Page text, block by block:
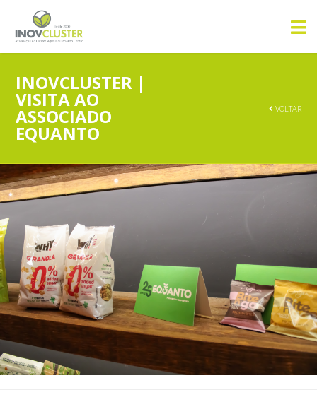
INOVCLUSTER |
VISITA AO
ASSOCIADO
EQUANTO
VOLTAR